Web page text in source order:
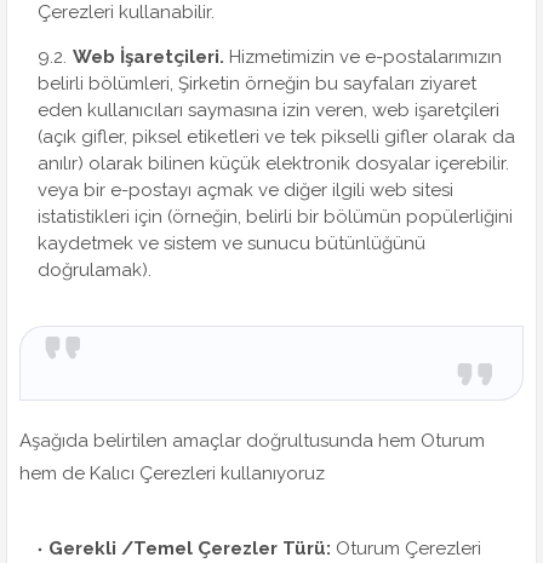
Çerezleri kullanabilir.
Web İşaretçileri. Hizmetimizin ve e-postalarımızın
belirli bölümleri, Şirketin örneğin bu sayfaları ziyaret
eden kullanıcıları saymasına izin veren, web işaretçileri
(açık gifler, piksel etiketleri ve tek pikselli gifler olarak da
anılır) olarak bilinen küçük elektronik dosyalar içerebilir.
veya bir e-postayı açmak ve diğer ilgili web sitesi
istatistikleri için (örneğin, belirli bir bölümün popülerliğini
kaydetmek ve sistem ve sunucu bütünlüğünü
doğrulamak).
Aşağıda belirtilen amaçlar doğrultusunda hem Oturum
hem de Kalıcı Çerezleri kullanıyoruz
Gerekli /Temel Çerezler Türü: Oturum Çerezleri